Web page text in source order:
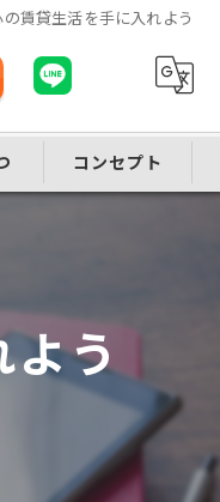
賃貸生活を手に入れよう
コンセプト
よう